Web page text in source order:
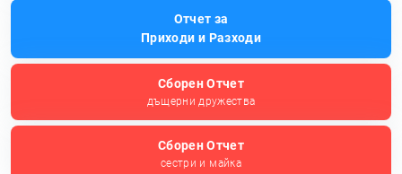
Отчет за
Приходи и Разходи
Сборен Отчет
дъщерни дружества
Сборен Отчет
сестри и майка